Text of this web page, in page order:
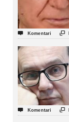
 Komentari 
 Komentari 